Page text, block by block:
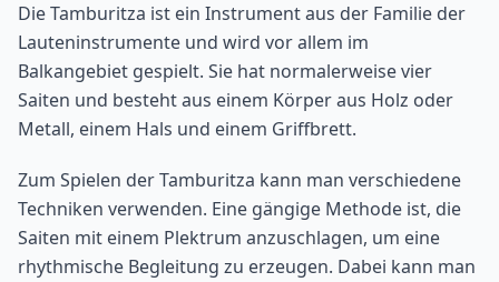
Die Tamburitza ist ein Instrument aus der Familie der
Lauteninstrumente und wird vor allem im
Balkangebiet gespielt. Sie hat normalerweise vier
Saiten und besteht aus einem Körper aus Holz oder
Metall, einem Hals und einem Griffbrett.
Zum Spielen der Tamburitza kann man verschiedene
Techniken verwenden. Eine gängige Methode ist, die
Saiten mit einem Plektrum anzuschlagen, um eine
rhythmische Begleitung zu erzeugen. Dabei kann man